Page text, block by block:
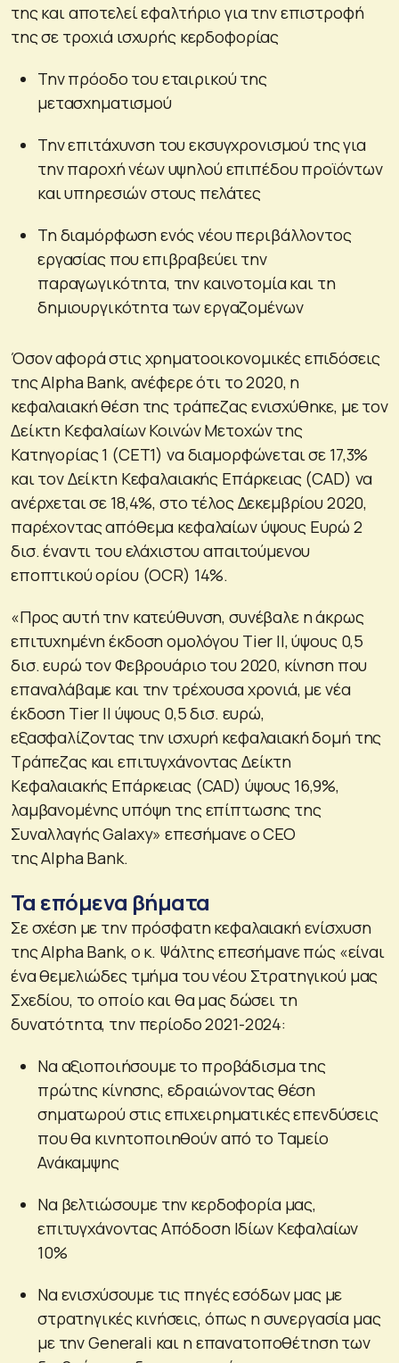
της και αποτελεί εφαλτήριο για την επιστροφή
της σε τροχιά ισχυρής κερδοφορίας
Την πρόοδο του εταιρικού της
μετασχηματισμού
Την επιτάχυνση του εκσυγχρονισμού της για
την παροχή νέων υψηλού επιπέδου προϊόντων
και υπηρεσιών στους πελάτες
Τη διαμόρφωση ενός νέου περιβάλλοντος
εργασίας που επιβραβεύει την
παραγωγικότητα, την καινοτομία και τη
δημιουργικότητα των εργαζομένων
Όσον αφορά στις χρηματοοικονομικές επιδόσεις
της Alpha Bank, ανέφερε ότι το 2020, η
κεφαλαιακή θέση της τράπεζας ενισχύθηκε, με τον
Δείκτη Κεφαλαίων Κοινών Μετοχών της
Κατηγορίας 1 (CET1) να διαμορφώνεται σε 17,3%
και τον Δείκτη Κεφαλαιακής Επάρκειας (CAD) να
ανέρχεται σε 18,4%, στο τέλος Δεκεμβρίου 2020,
παρέχοντας απόθεμα κεφαλαίων ύψους Ευρώ 2
δισ. έναντι του ελάχιστου απαιτούμενου
εποπτικού ορίου (OCR) 14%.
«Προς αυτή την κατεύθυνση, συνέβαλε η άκρως
επιτυχημένη έκδοση ομολόγου Tier II, ύψους 0,5
δισ. ευρώ τον Φεβρουάριο του 2020, κίνηση που
επαναλάβαμε και την τρέχουσα χρονιά, με νέα
έκδοση Tier II ύψους 0,5 δισ. ευρώ,
εξασφαλίζοντας την ισχυρή κεφαλαιακή δομή της
Τράπεζας και επιτυγχάνοντας Δείκτη
Κεφαλαιακής Επάρκειας (CAD) ύψους 16,9%,
λαμβανομένης υπόψη της επίπτωσης της
Συναλλαγής Galaxy» επεσήμανε ο CEO
της Alpha Bank.
Τα επόμενα βήματα
Σε σχέση με την πρόσφατη κεφαλαιακή ενίσχυση
της Alpha Bank, ο κ. Ψάλτης επεσήμανε πώς «είναι
ένα θεμελιώδες τμήμα του νέου Στρατηγικού μας
Σχεδίου, το οποίο και θα μας δώσει τη
δυνατότητα, την περίοδο 2021-2024:
Να αξιοποιήσουμε το προβάδισμα της
πρώτης κίνησης, εδραιώνοντας θέση
σηματωρού στις επιχειρηματικές επενδύσεις
που θα κινητοποιηθούν από το Ταμείο
Ανάκαμψης
Να βελτιώσουμε την κερδοφορία μας,
επιτυγχάνοντας Απόδοση Ιδίων Κεφαλαίων
10%
Να ενισχύσουμε τις πηγές εσόδων μας με
στρατηγικές κινήσεις, όπως η συνεργασία μας
με την Generali και η επανατοποθέτηση των